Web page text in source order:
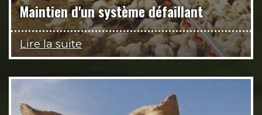
Maintien d'un système défaillant
Lire la suite